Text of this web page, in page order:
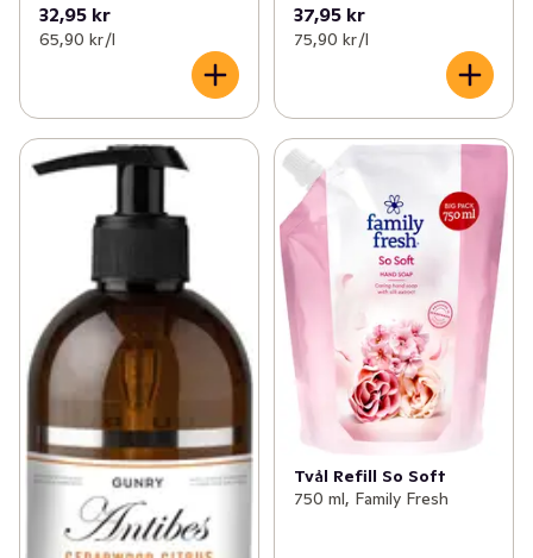
32,95 kr
65,90 kr /l
37,95 kr
75,90 kr /l
Tvål Refill So Soft
750 ml, Family Fresh